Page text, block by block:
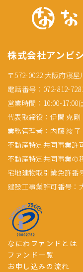
株式会社アンビ
〒572-0022 大阪府寝
電話番号：072-812-
営業時間：10:00-
代表取締役：伊関 克剛
業務管理者：内藤 綾子
不動産特定共同事業許
不動産特定共同事業の
宅地建物取引業免許番
建設工事業許可番号：
なにわファンドとは
ファンド一覧
お申し込みの流れ